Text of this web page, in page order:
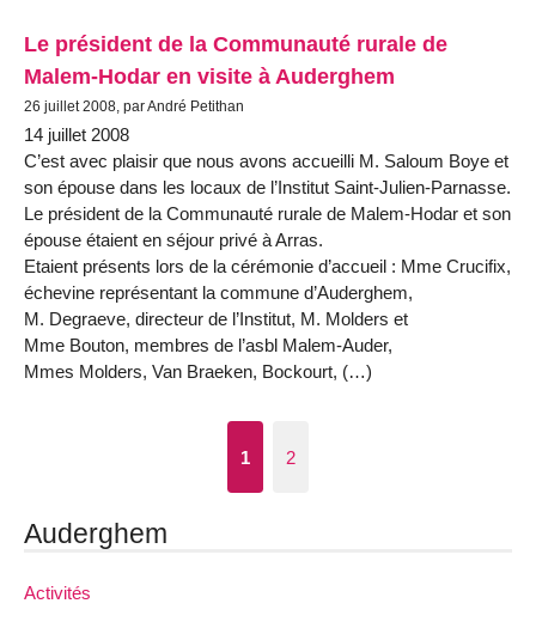
Le président de la Communauté rurale de
Malem-Hodar en visite à Auderghem
26 juillet 2008, par André Petithan
14 juillet 2008
C’est avec plaisir que nous avons accueilli M. Saloum Boye et
son épouse dans les locaux de l’Institut Saint-Julien-Parnasse.
Le président de la Communauté rurale de Malem-Hodar et son
épouse étaient en séjour privé à Arras.
Etaient présents lors de la cérémonie d’accueil : Mme Crucifix,
échevine représentant la commune d’Auderghem,
M. Degraeve, directeur de l’Institut, M. Molders et
Mme Bouton, membres de l’asbl Malem-Auder,
Mmes Molders, Van Braeken, Bockourt, (…)
1 2
Auderghem
Activités